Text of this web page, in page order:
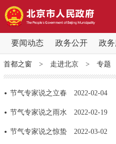
要闻动态 政务公开 政
要闻动态
党中央精神 国务
北京要闻 会议
各区热点
首都之窗> 走进北京> 专题
节气专家说之立春 2022-02-04
节气专家说之雨水 2022-02-19
节气专家说之惊蛰 2022-03-02